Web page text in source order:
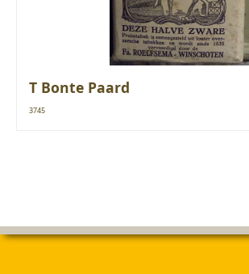
T Bonte Paard
3745